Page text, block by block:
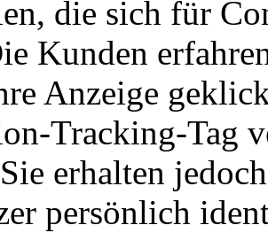
die sich für
Kunden
Anzeige
Tracking-Tag
erhalten
persönlich